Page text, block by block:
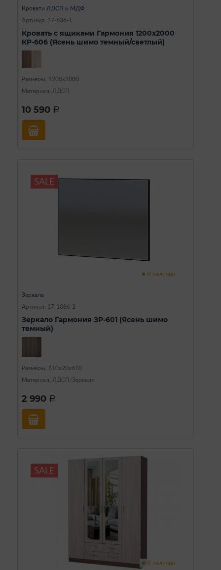
Кровати ЛДСП и МДФ
Артикул: 17-636-1
Кровать с ящиками Гармония 1200x2000
КР-606 (Ясень шимо темный/светлый)
Размеры: 1200х2000
Материал: ЛДСП
10 590 a
SALE
В наличии
Зеркала
Артикул: 17-1086-2
Зеркало Гармония ЗР-601 (Ясень шимо
темный)
Размеры: 810х20х610
Материал: ЛДСП/Зеркало
2 990 a
SALE
В наличии